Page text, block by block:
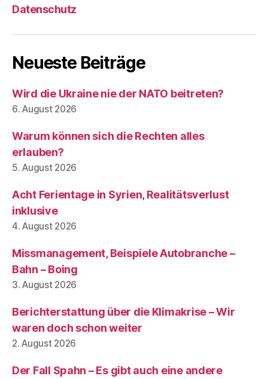
Datenschutz
Neueste Beiträge
Wird die Ukraine nie der NATO beitreten?
6. August 2026
Warum können sich die Rechten alles
erlauben?
5. August 2026
Acht Ferientage in Syrien, Realitätsverlust
inklusive
4. August 2026
Missmanagement, Beispiele Autobranche –
Bahn – Boing
3. August 2026
Berichterstattung über die Klimakrise – Wir
waren doch schon weiter
2. August 2026
Der Fall Spahn – Es gibt auch eine andere